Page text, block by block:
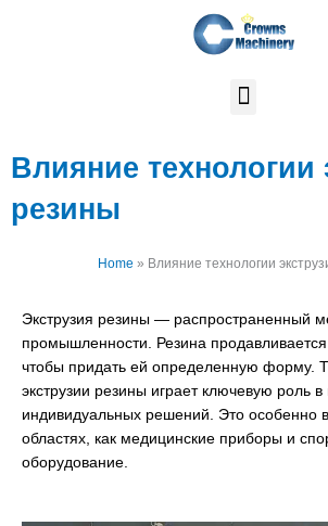
Влияние технологии
резины
Home » Влияние технологии
Экструзия резины — распространенный
промышленности. Резина
чтобы придать ей определенную форму.
экструзии резины играет ключевую роль
индивидуальных решений. Это особенно
областях, как медицинские приборы и
оборудование.